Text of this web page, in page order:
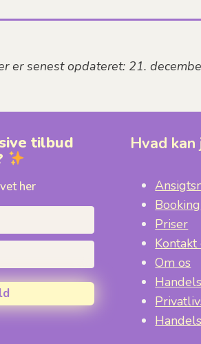
er senest opdateret: 21.
tilbud
her
Hvad
Booking
Priser
Kontakt
Om os